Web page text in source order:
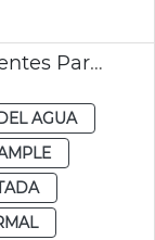
Limpieza y mantenimient fuentes Parc Central València
AGUA